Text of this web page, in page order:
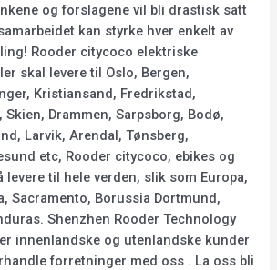
og forslagene vil bli drastisk satt
kan styrke hver enkelt av
Rooder citycoco elektriske
skal levere til Oslo, Bergen,
Kristiansand, Fredrikstad,
Skien, Drammen, Sarpsborg, Bodø,
Larvik, Arendal, Tønsberg,
etc, Rooder citycoco, ebikes og
levere til hele verden, slik som Europa,
Sacramento, Borussia Dortmund,
Shenzhen Rooder Technology
innenlandske og utenlandske kunder
forretninger med oss . La oss bli